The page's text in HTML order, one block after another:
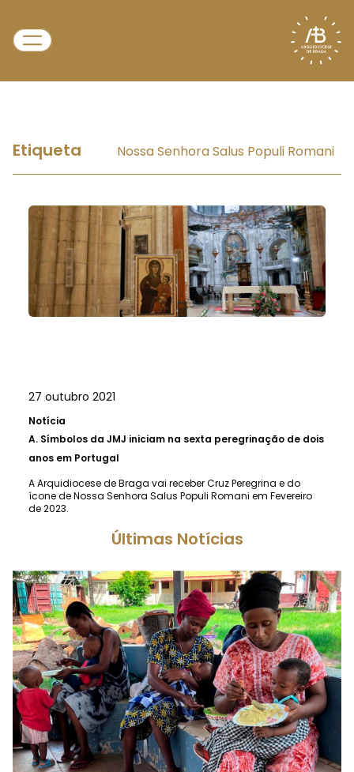
Etiqueta Nossa Senhora Salus Populi Romani
27 outubro 2021
Notícia
A. Símbolos da JMJ iniciam na sexta peregrinação de dois
anos em Portugal
A Arquidiocese de Braga vai receber Cruz Peregrina e do
ícone de Nossa Senhora Salus Populi Romani em Fevereiro
de 2023.
Últimas Notícias